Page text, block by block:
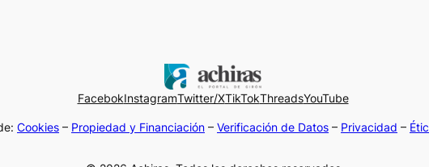
FacebokInstagramTwitter/XTikTokThreadsYouTube
Cookies – Propiedad y Financiación – Verificación de Datos – Privacidad –